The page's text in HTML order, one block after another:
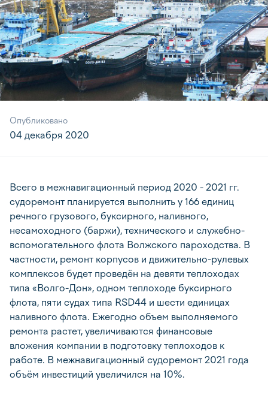
Опубликовано
04 декабря 2020
Всего в межнавигационный период 2020 - 2021 гг.
судоремонт планируется выполнить у 166 единиц
речного грузового, буксирного, наливного,
несамоходного (баржи), технического и служебно-
вспомогательного флота Волжского пароходства. В
частности, ремонт корпусов и движительно-рулевых
комплексов будет проведён на девяти теплоходах
типа «Волго-Дон», одном теплоходе буксирного
флота, пяти судах типа RSD44 и шести единицах
наливного флота. Ежегодно объем выполняемого
ремонта растет, увеличиваются финансовые
вложения компании в подготовку теплоходов к
работе. В межнавигационный судоремонт 2021 года
объём инвестиций увеличился на 10%.